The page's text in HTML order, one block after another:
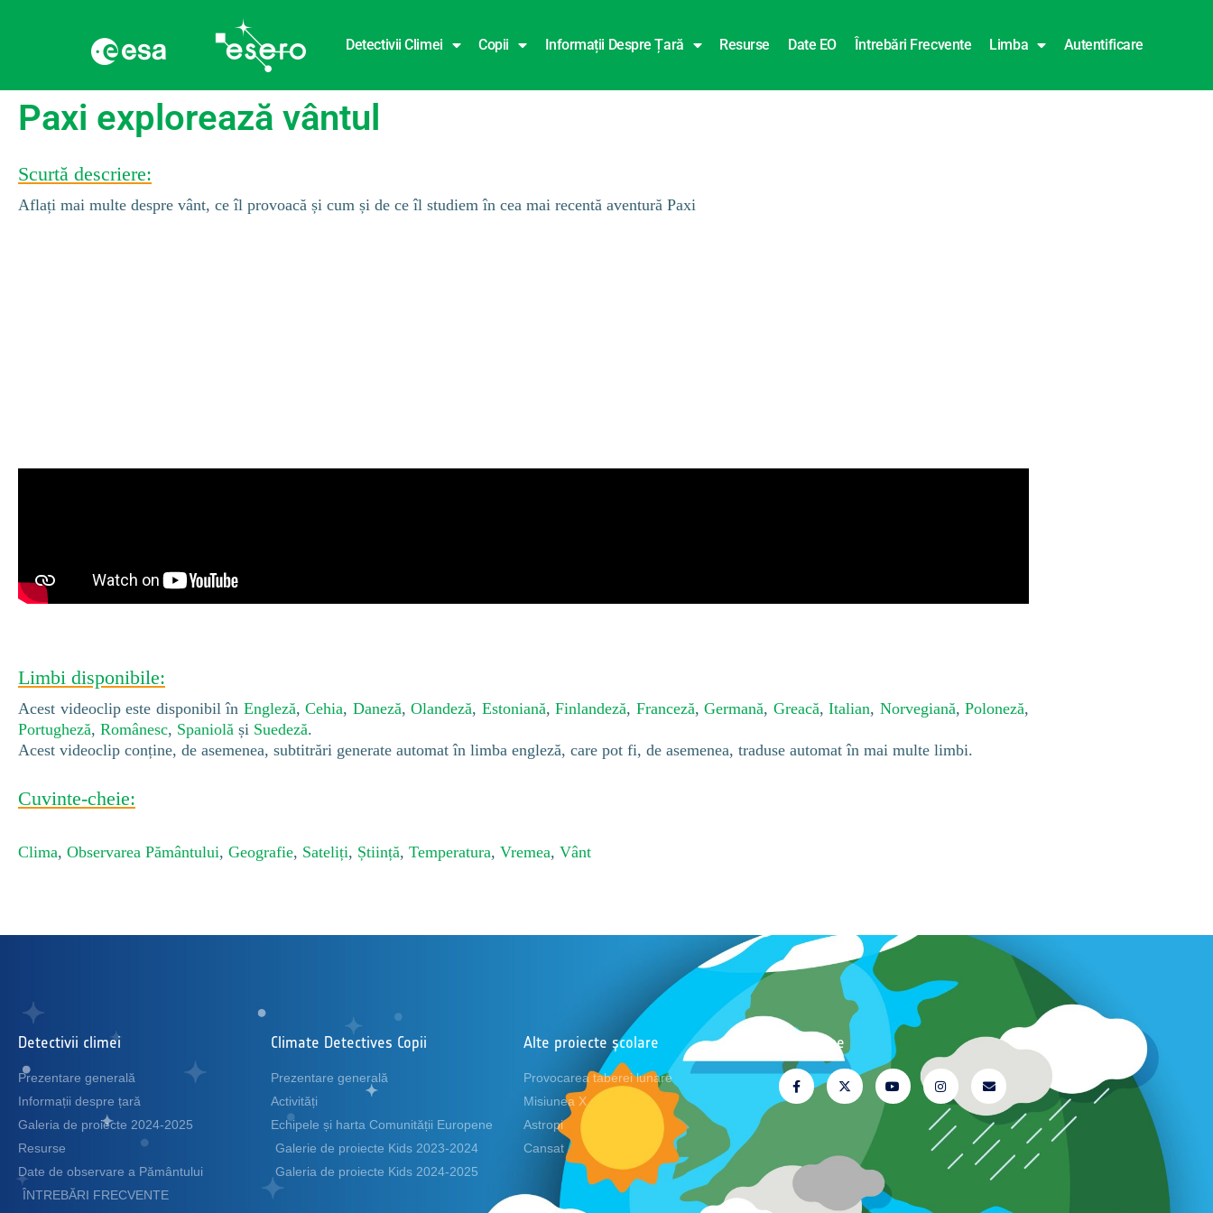
Detectivii Climei Copii Informații Despre Țară Resurse Date EO Întrebări Frecvente Limba Autentificare
Paxi explorează vântul
Scurtă descriere:
Aflați mai multe despre vânt, ce îl provoacă și cum și de ce îl studiem în cea mai recentă aventură Paxi
Limbi disponibile:
Acest videoclip este disponibil în Engleză, Cehia, Daneză, Olandeză, Estoniană, Finlandeză, Franceză, Germană, Greacă, Italian, Norvegiană, Poloneză,
Portugheză, Românesc, Spaniolă și Suedeză.
Acest videoclip conține, de asemenea, subtitrări generate automat în limba engleză, care pot fi, de asemenea, traduse automat în mai multe limbi.
Cuvinte-cheie:
Clima, Observarea Pământului, Geografie, Sateliți, Știință, Temperatura, Vremea, Vânt
Detectivii climei
Prezentare generală
Informații despre țară
Galeria de proiecte 2024-2025
Resurse
Date de observare a Pământului
ÎNTREBĂRI FRECVENTE
Climate Detectives Copii
Prezentare generală
Activități
Echipele și harta Comunității Europene
Galerie de proiecte Kids 2023-2024
Galeria de proiecte Kids 2024-2025
Alte proiecte școlare
Provocarea taberei lunare
Misiunea X
Astropi
Cansat
Urmați-ne